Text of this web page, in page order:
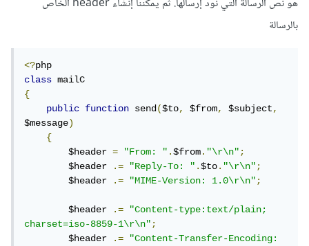
هو نص الرسالة التي نود إرسالها. ثم يمكننا إنشاء header الخاص
بالرسالة
<?
class
{
public
function send($to, $from, $subject,
$message)
{
        $header
= "From: ".$from."\r\n";
        $header
.= "Reply-To: ".$to."\r\n";
        $header
.= "MIME-Version: 1.0\r\n";
        $header
.=
"Content-type:text/plain;
charset=iso-8859-1\r\n";
        $header
.=
"Content-Transfer-Encoding: